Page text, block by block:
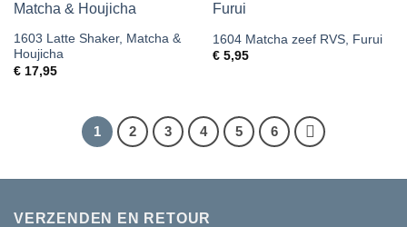
1603 Latte Shaker, Matcha &
Houjicha
€17,95
1604 Matcha zeef RVS, Furui
€5,95
1 2 3 4 5 6
VERZENDEN EN RETOUR